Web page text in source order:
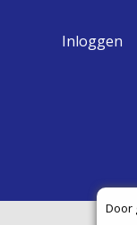
Door
Inloggen